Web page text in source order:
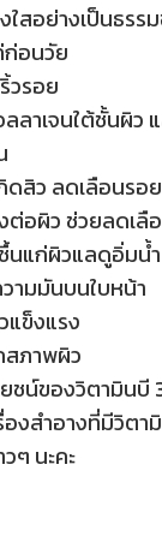
ใสอย่างเป็นธรร
อนวัย
วรอย
ลาเจนใต้ชั้นผิว
ดสิว ลดเลือนรอ
งต่อผิว ช่วยลดเ
นแก่ผิวแลดูอิ่มน้ำ
ามมันบนใบหน้า
แข็งแรง
สภาพผิว
ชน์ของวิตามินบี
งสำอางที่มีวิตา
ๆ นะคะ